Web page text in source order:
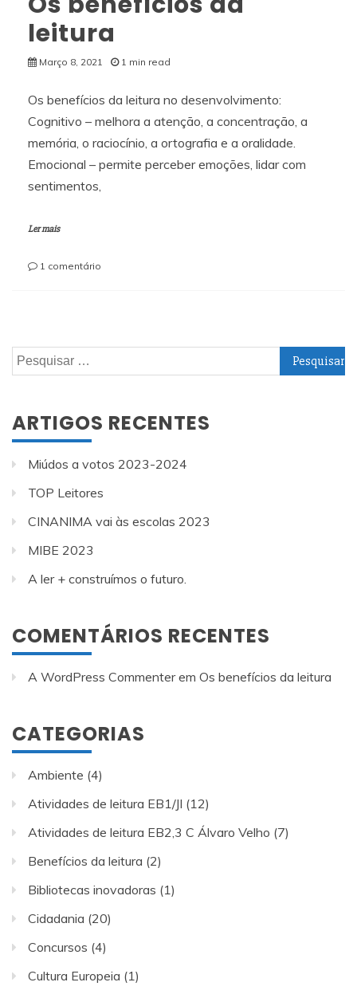
leitura
Março 8, 2021 1 min read
Os benefícios da leitura no desenvolvimento:
Cognitivo – melhora a atenção, a concentração, a
memória, o raciocínio, a ortografia e a oralidade.
Emocional – permite perceber emoções, lidar com
sentimentos,
Ler mais
1 comentário
Pesquisar
por:
ARTIGOS RECENTES
Miúdos a votos 2023-2024
TOP Leitores
CINANIMA vai às escolas 2023
MIBE 2023
A ler + construímos o futuro.
COMENTÁRIOS RECENTES
A WordPress Commenterem Os benefícios da leitura
CATEGORIAS
Ambiente (4)
Atividades de leitura EB1/JI (12)
Atividades de leitura EB2,3 C Álvaro Velho (7)
Benefícios da leitura (2)
Bibliotecas inovadoras (1)
Cidadania (20)
Concursos (4)
Cultura Europeia (1)